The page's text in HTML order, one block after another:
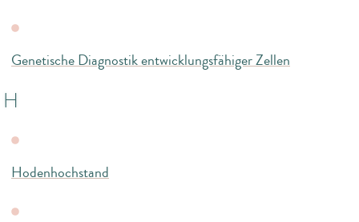
Genetische Diagnostik entwicklungsfähiger Zellen
H
Hodenhochstand